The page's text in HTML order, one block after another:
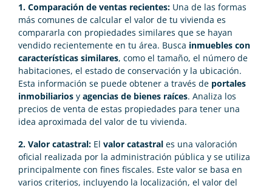
1. Comparación de ventas recientes: Una de las formas
más comunes de calcular el valor de tu vivienda es
compararla con propiedades similares que se hayan
vendido recientemente en tu área. Busca inmuebles con
características similares, como el tamaño, el número de
habitaciones, el estado de conservación y la ubicación.
Esta información se puede obtener a través de portales
inmobiliarios y agencias de bienes raíces. Analiza los
precios de venta de estas propiedades para tener una
idea aproximada del valor de tu vivienda.
2. Valor catastral: El valor catastral es una valoración
oficial realizada por la administración pública y se utiliza
principalmente con fines fiscales. Este valor se basa en
varios criterios, incluyendo la localización, el valor del